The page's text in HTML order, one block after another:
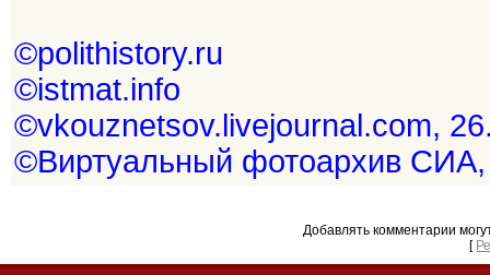
©polithistory.ru
©istmat.info
©vkouznetsov.livejournal.com,
©Виртуальный фотоархив СИА,
Добавлять комментарии
[